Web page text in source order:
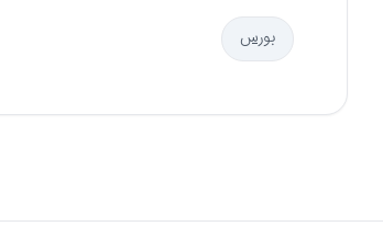
بورس